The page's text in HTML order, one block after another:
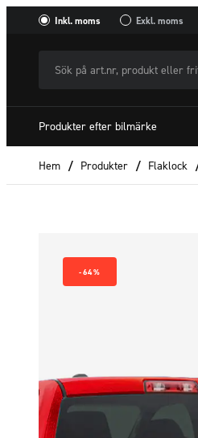
Inkl. moms Exkl. moms
art.nr,
produkt
eller
fritextSök
Produkter efter bilmärke
Hem / Produkter / Flaklock
-64%